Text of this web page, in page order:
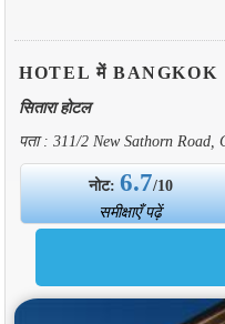
HOTEL में BANGKOK
सितारा होटल
पता : 311/2 New Sathorn Road,
नोट: 6.7/10
समीक्षाएँ पढ़ें